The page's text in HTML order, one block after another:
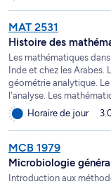
MAT 2531
Histoire des
Les mathématiques
Inde et chez les Arabes.
géométrie analytique.
l'analyse. Les
Horaire de jour
MCB 1979
Microbiologie
Introduction aux